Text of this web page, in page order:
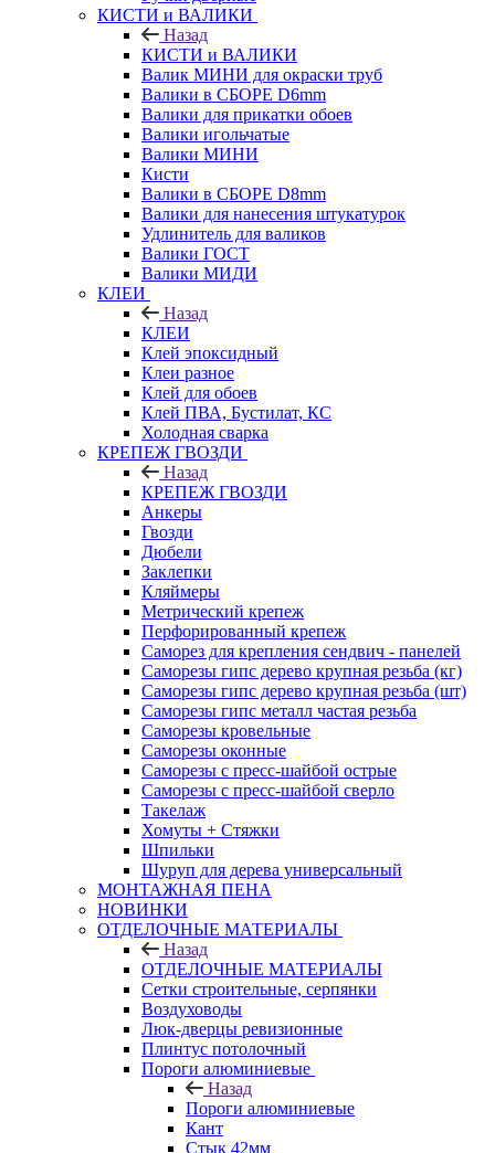
КИСТИ и ВАЛИКИ
Назад
КИСТИ и ВАЛИКИ
Валик МИНИ для окраски труб
Валики в СБОРЕ D6mm
Валики для прикатки обоев
Валики игольчатые
Валики МИНИ
Кисти
Валики в СБОРЕ D8mm
Валики для нанесения штукатурок
Удлинитель для валиков
Валики ГОСТ
Валики МИДИ
КЛЕИ
Назад
КЛЕИ
Клей эпоксидный
Клеи разное
Клей для обоев
Клей ПВА, Бустилат, КС
Холодная сварка
КРЕПЕЖ ГВОЗДИ
Назад
КРЕПЕЖ ГВОЗДИ
Анкеры
Гвозди
Дюбели
Заклепки
Кляймеры
Метрический крепеж
Перфорированный крепеж
Саморез для крепления сендвич - панелей
Саморезы гипс дерево крупная резьба (кг)
Саморезы гипс дерево крупная резьба (шт)
Саморезы гипс металл частая резьба
Саморезы кровельные
Саморезы оконные
Саморезы с пресс-шайбой острые
Саморезы с пресс-шайбой сверло
Такелаж
Хомуты + Стяжки
Шпильки
Шуруп для дерева универсальный
МОНТАЖНАЯ ПЕНА
НОВИНКИ
ОТДЕЛОЧНЫЕ МАТЕРИАЛЫ
Назад
ОТДЕЛОЧНЫЕ МАТЕРИАЛЫ
Сетки строительные, серпянки
Воздуховоды
Люк-дверцы ревизионные
Плинтус потолочный
Пороги алюминиевые
Назад
Пороги алюминиевые
Кант
Стык 42мм